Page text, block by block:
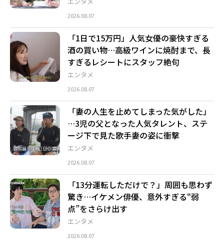
2026.08.07
エンタメ
「1日で15万円」人気女優の豪快すぎる
酒の買い物…高級ワインに焼酎まで、長
すぎるレシートにスタッフ絶句
2026.08.07
エンタメ
「妻の人生を止めてしまった気がした」
…3児の父となった人気タレント、ステ
ージ下で見た歌手妻の姿に衝撃
2026.08.07
エンタメ
「13分運転しただけで？」周囲も思わず
驚き…イケメン俳優、意外すぎる“弱
点”をさらけ出す
2026.08.07